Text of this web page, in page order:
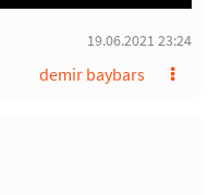
19.06.2021 23:24
demir baybars